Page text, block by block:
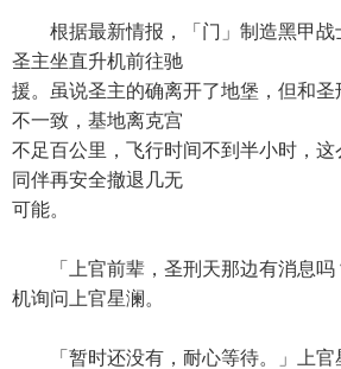
根据最新情报，「门」制造黑甲战
圣主坐直升机前往驰
援。虽说圣主的确离开了地堡，但和
不一致，基地离克宫
不足百公里，飞行时间不到半小时，这
同伴再安全撤退几无
可能。
「上官前辈，圣刑天那边有消息吗
机询问上官星澜。
「暂时还没有，耐心等待。」上官